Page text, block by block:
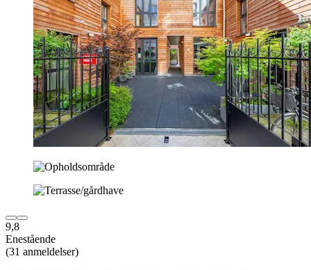
9,8
Enestående
(31 anmeldelser)